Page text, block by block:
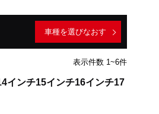
車種を選びなおす
表示件数 1~6件
インチ15インチ16インチ17